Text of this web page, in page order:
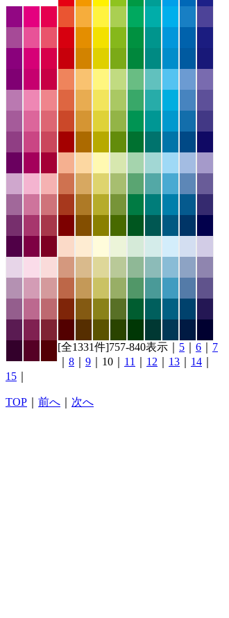
[全1331件]757-840表示｜ 5 6
7
8 9 ｜10｜ 11 12 13 14
15
TOP 前へ 次へ